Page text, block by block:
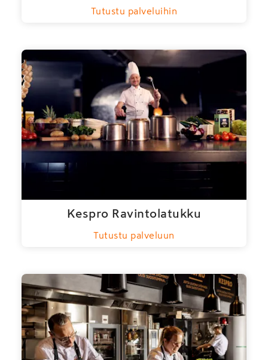
Tutustu palveluihin
Kespro Ravintolatukku
Tutustu palveluun